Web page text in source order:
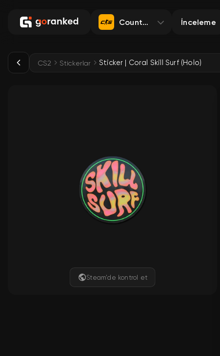
Counter-Strike 2İnceleme
CS2 Stickerlar Sticker | Coral Skill Surf (Holo)
Steam'de kontrol et